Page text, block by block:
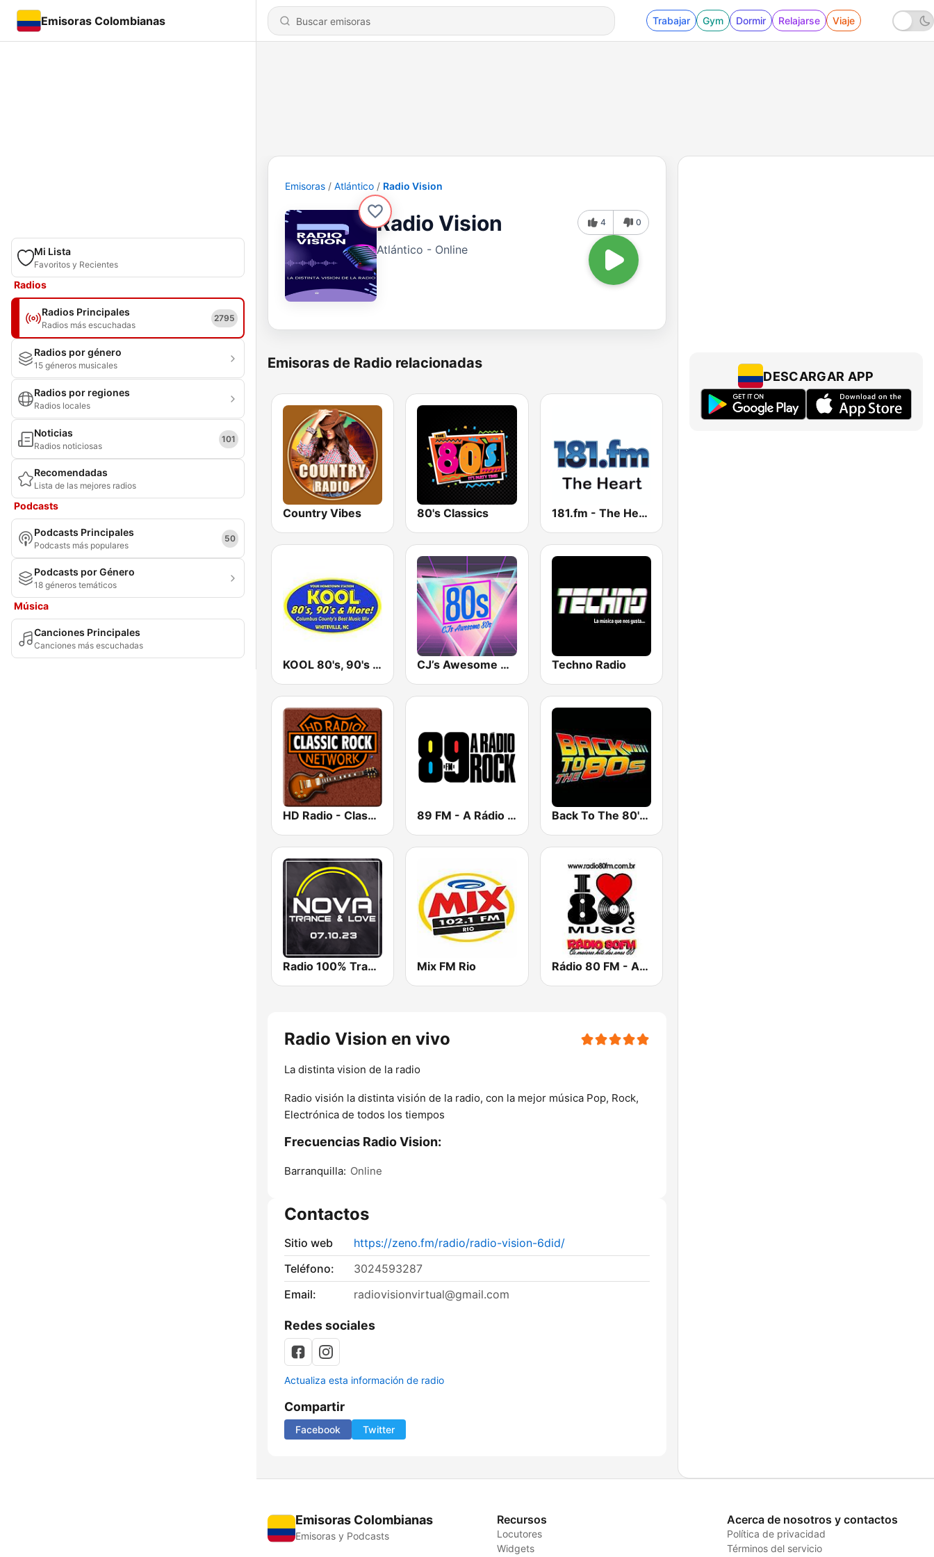
Emisoras Colombianas Trabajar Gym Dormir Relajarse Viaje
Mi Lista
Favoritos y Recientes
Radios
Radios Principales
Radios más escuchadas
2795
Radios por género
15 géneros musicales
Radios por regiones
Radios locales
Noticias
Radios noticiosas
101
Recomendadas
Lista de las mejores radios
Podcasts
Podcasts Principales
Podcasts más populares
50
Podcasts por Género
18 géneros temáticos
Música
Canciones Principales
Canciones más escuchadas
Emisoras Atlántico Radio Vision
Radio Vision
Atlántico - Online
4 0
Emisoras de Radio relacionadas
Country Vibes 80's Classics 181.fm - The Heart (Love Songs)
KOOL 80's, 90's & More! CJ’s Awesome 80s Techno Radio
HD Radio - Classic Rock 89 FM - A Rádio Rock Back To The 80's Radio
Radio 100% Trance Mix FM Rio Rádio 80 FM - Anos 80
Radio Vision en vivo
La distinta vision de la radio
Radio visión la distinta visión de la radio, con la mejor música Pop, Rock,
Electrónica de todos los tiempos
Frecuencias Radio Vision:
Barranquilla: Online
Contactos
Sitio web
https://zeno.fm/radio/radio-vision-6did/
Teléfono:
3024593287
Email:
radiovisionvirtual@gmail.com
Redes sociales
Actualiza esta información de radio
Compartir
Facebook Twitter
DESCARGAR APP
Emisoras Colombianas
Emisoras y Podcasts
Recursos
Locutores
Widgets
Acerca de nosotros y contactos
Política de privacidad
Términos del servicio